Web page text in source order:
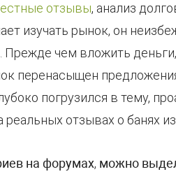
отзывы, анализ
изучать рынок, он
чем вложить
перенасыщен
погрузился в тему,
отзывах о банях из
на форумах, можно